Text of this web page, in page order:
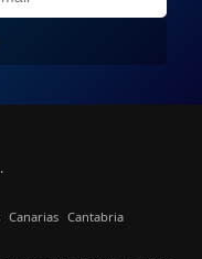
Canarias Cantabria